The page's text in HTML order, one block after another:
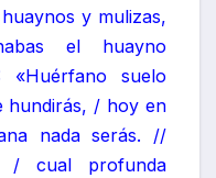
y mulizas,
el huayno
«Huérfano suelo
hundirás, / hoy en
nada serás. //
/ cual profunda